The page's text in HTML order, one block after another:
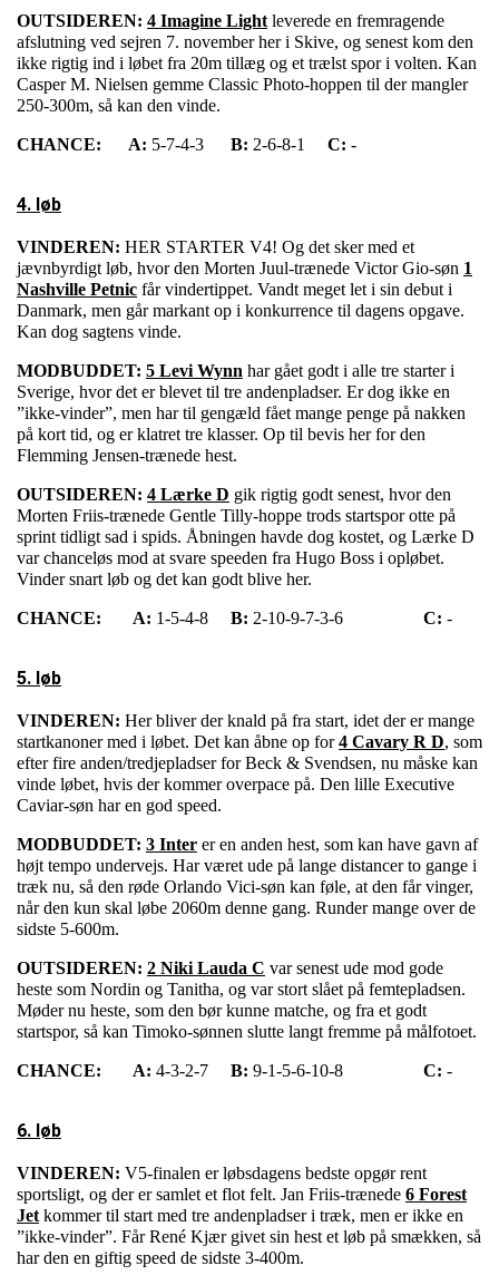
OUTSIDEREN: 4 Imagine Lightleverede en fremragende
afslutning ved sejren 7. november her i Skive, og senest kom den
ikke rigtig ind i løbet fra 20m tillæg og et trælst spor i volten. Kan
Casper M. Nielsen gemme Classic Photo-hoppen til der mangler
250-300m, så kan den vinde.
CHANCE: A: 5-7-4-3 B: 2-6-8-1 C: -
4. løb
VINDEREN: HER STARTER V4! Og det sker med et
jævnbyrdigt løb, hvor den Morten Juul-trænede Victor Gio-søn 1
Nashville Petnic får vindertippet. Vandt meget let i sin debut i
Danmark, men går markant op i konkurrence til dagens opgave.
Kan dog sagtens vinde.
MODBUDDET: 5 Levi Wynn har gået godt i alle tre starter i
Sverige, hvor det er blevet til tre andenpladser. Er dog ikke en
”ikke-vinder”, men har til gengæld fået mange penge på nakken
på kort tid, og er klatret tre klasser. Op til bevis her for den
Flemming Jensen-trænede hest.
OUTSIDEREN: 4 Lærke D gik rigtig godt senest, hvor den
Morten Friis-trænede Gentle Tilly-hoppe trods startspor otte på
sprint tidligt sad i spids. Åbningen havde dog kostet, og Lærke D
var chanceløs mod at svare speeden fra Hugo Boss i opløbet.
Vinder snart løb og det kan godt blive her.
CHANCE: A: 1-5-4-8 B: 2-10-9-7-3-6 C: -
5. løb
VINDEREN: Her bliver der knald på fra start, idet der er mange
startkanoner med i løbet. Det kan åbne op for4 Cavary R D, som
efter fire anden/tredjepladser for Beck & Svendsen, nu måske kan
vinde løbet, hvis der kommer overpace på. Den lille Executive
Caviar-søn har en god speed.
MODBUDDET: 3 Inter er en anden hest, som kan have gavn af
højt tempo undervejs. Har været ude på lange distancer to gange i
træk nu, så den røde Orlando Vici-søn kan føle, at den får vinger,
når den kun skal løbe 2060m denne gang. Runder mange over de
sidste 5-600m.
OUTSIDEREN: 2 Niki Lauda C var senest ude mod gode
heste som Nordin og Tanitha, og var stort slået på femtepladsen.
Møder nu heste, som den bør kunne matche, og fra et godt
startspor, så kan Timoko-sønnen slutte langt fremme på målfotoet.
CHANCE: A: 4-3-2-7 B: 9-1-5-6-10-8 C: -
6. løb
VINDEREN: V5-finalen er løbsdagens bedste opgør rent
sportsligt, og der er samlet et flot felt. Jan Friis-trænede 6 Forest
Jetkommer til start med tre andenpladser i træk, men er ikke en
”ikke-vinder”. Får René Kjær givet sin hest et løb på smækken, så
har den en giftig speed de sidste 3-400m.